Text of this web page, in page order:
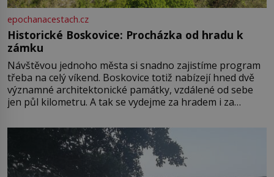
epochanacestach.cz
Historické Boskovice: Procházka od hradu k
zámku
Návštěvou jednoho města si snadno zajistíme program
třeba na celý víkend. Boskovice totiž nabízejí hned dvě
významné architektonické památky, vzdálené od sebe
jen půl kilometru. A tak se vydejme za hradem i za
Boskovice na okraji Drahanské vrchoviny vznikla někdy
ve13. století, a už v roce 1313 kronikáři zaznamenali